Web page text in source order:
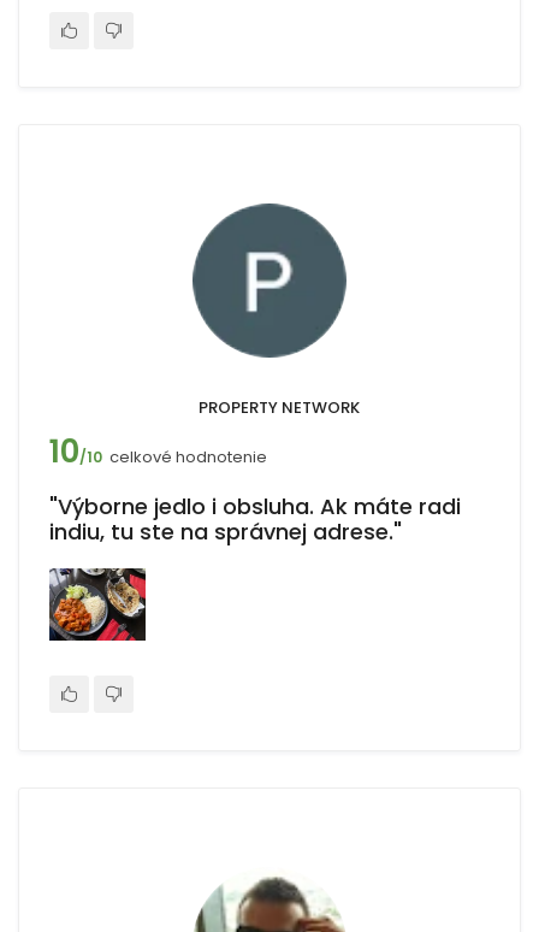
PROPERTY NETWORK
10/10 celkové hodnotenie
"Výborne jedlo i obsluha. Ak máte radi
indiu, tu ste na správnej adrese."